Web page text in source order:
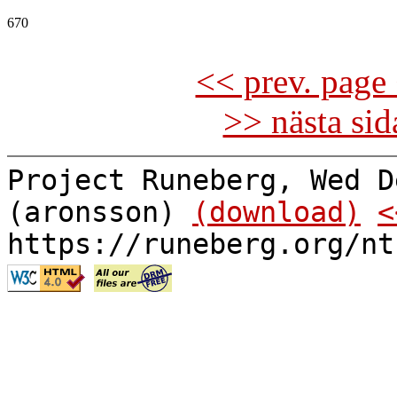
670
<< prev.
>> nästa
Project Runeberg, Wed
(aronsson)
(download)
https://runeberg.org/